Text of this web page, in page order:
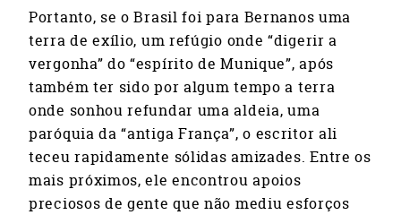
Portanto, se o Brasil foi para Bernanos uma
terra de exílio, um refúgio onde “digerir a
vergonha” do “espírito de Munique”, após
também ter sido por algum tempo a terra
onde sonhou refundar uma aldeia, uma
paróquia da “antiga França”, o escritor ali
teceu rapidamente sólidas amizades. Entre os
mais próximos, ele encontrou apoios
preciosos de gente que não mediu esforços